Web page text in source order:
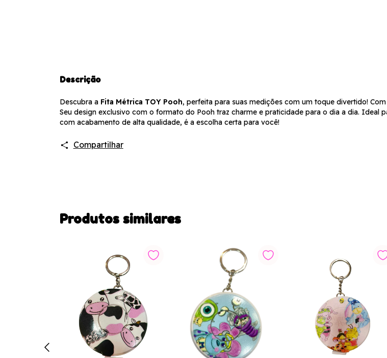
Descrição
Descubra a Fita Métrica TOY Pooh, perfeita para suas medições com um toque divertido! Com
Seu design exclusivo com o formato do Pooh traz charme e praticidade para o dia a dia. Ideal
com acabamento de alta qualidade, é a escolha certa para você!
Compartilhar
Produtos similares